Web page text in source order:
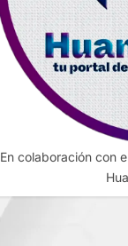
En colaboración con